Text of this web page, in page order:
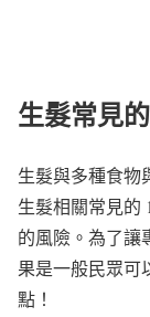
生髮常見的
生髮與多種食物
生髮相關常見的
的風險。為了讓
果是一般民眾可
點！